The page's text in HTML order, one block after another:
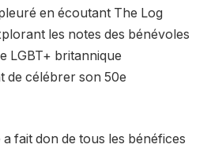
en écoutant The Log
les notes des bénévoles
LGBT+ britannique
de célébrer son 50e
fait don de tous les bénéfices